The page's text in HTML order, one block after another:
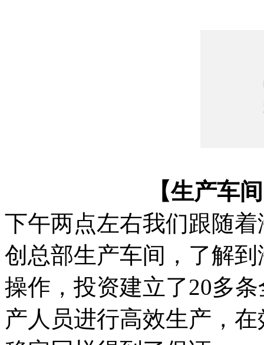
【生产车
下午两点左右我们跟随
创总部生产车间，了解
操作，投资建立了20多
产人员进行高效生产，